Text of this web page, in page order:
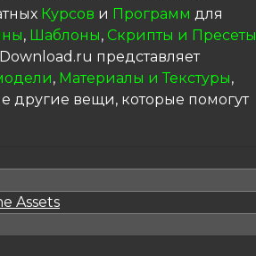
Курсов и Программ для
, Шаблоны, Скрипты и Пресеты
представляет
, Материалы и Текстуры,
другие вещи, которые помогут
Assets